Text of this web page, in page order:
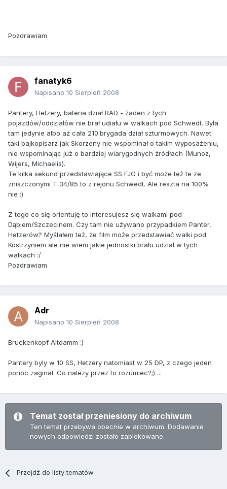
Pozdrawiam
fanatyk6
Napisano 10 Sierpień 2008
Pantery, Hetzery, bateria dział RAD - żaden z tych
pojazdów/oddziałów nie brał udiału w walkach pod Schwedt. Była
tam jedynie albo aż cała 210.brygada dział szturmowych. Nawet
taki bajkopisarz jak Skorzeny nie wspominał o takim wyposażeniu,
nie wspominając już o bardziej wiarygodnych źródłach (Munoz,
Wijers, Michaelis).
Te kilka sekund przedstawiające SS FJG i być może też te ze
zniszczonymi T 34/85 to z rejonu Schwedt. Ale reszta na 100%
nie :)
Z tego co się orientuję to interesujesz się walkami pod
Dąbiem/Szczecinem. Czy tam nie używano przypadkiem Panter,
Hetzerów? Myślałem też, że film może przedstawiać walki pod
Kostrzyniem ale nie wiem jakie jednostki brału udział w tych
walkach :/
Pozdrawiam
Adr
Napisano 10 Sierpień 2008
Bruckenkopf Altdamm :)
Pantery byly w 10 SS, Hetzery natomiast w 25 DP, z czego jeden
ponoc zaginal. Co nalezy przez to rozumiec?;) ...
Temat został przeniesiony do archiwum
Ten temat przebywa obecnie w archiwum. Dodawanie
nowych odpowiedzi zostało zablokowane.
Przejdź do listy tematów